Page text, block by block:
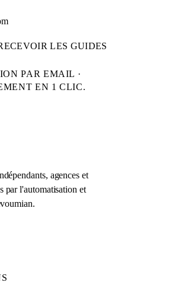
LES GUIDES
PAR EMAIL ·
EN 1 CLIC.
agences et
par l'automatisation et
.